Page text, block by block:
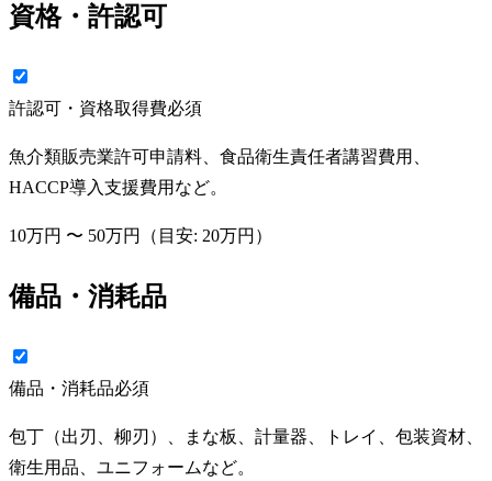
資格・許認可
許認可・資格取得費必須
魚介類販売業許可申請料、食品衛生責任者講習費用、
HACCP導入支援費用など。
10万円 〜 50万円 （目安: 20万円 ）
備品・消耗品
備品・消耗品必須
包丁（出刃、柳刃）、まな板、計量器、トレイ、包装資材、
衛生用品、ユニフォームなど。